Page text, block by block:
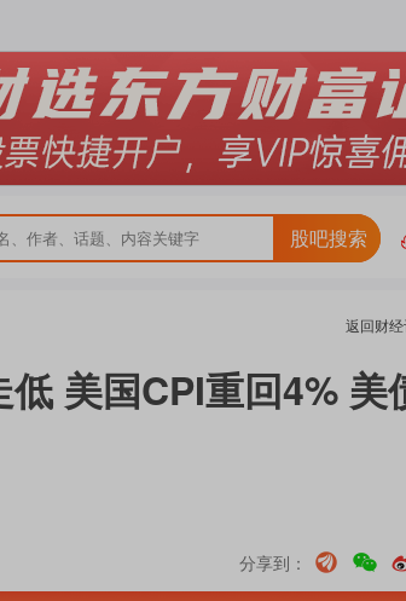
股吧搜索
返回财
美国CPI重回4% 美
分享到：